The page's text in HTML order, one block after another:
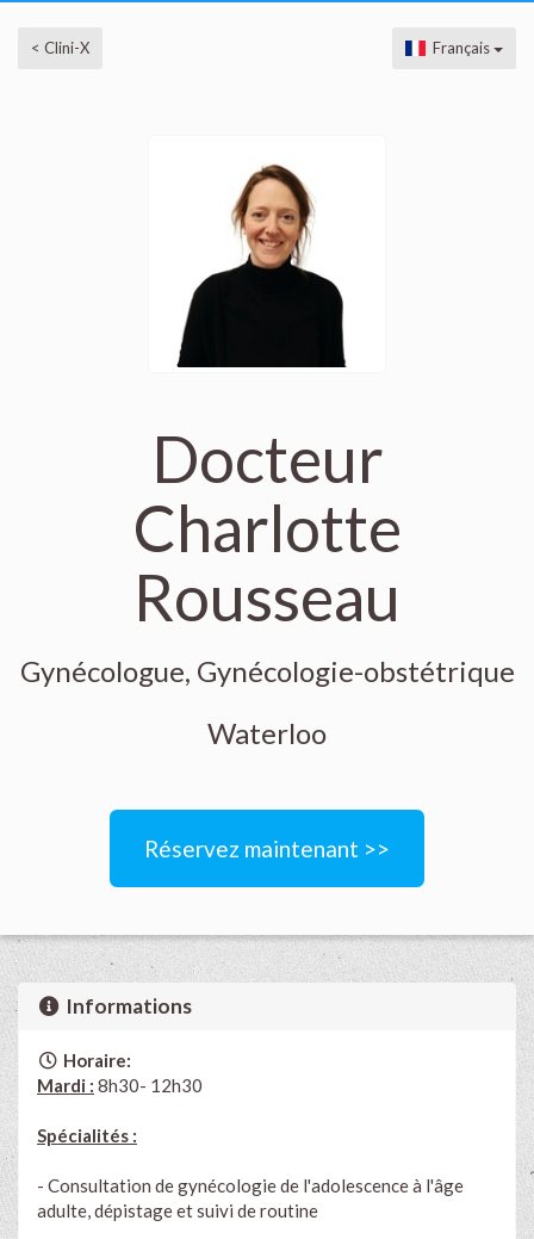
< Clini-X Français
Docteur
Charlotte
Rousseau
Gynécologue, Gynécologie-obstétrique
Waterloo
Réservez maintenant >>
Informations
Horaire:
Mardi : 8h30- 12h30
Spécialités :
- Consultation de gynécologie de l'adolescence à l'âge
adulte, dépistage et suivi de routine